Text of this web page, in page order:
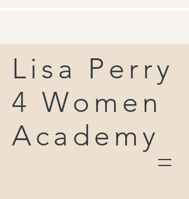
Lisa Perry
4 Women
Academy